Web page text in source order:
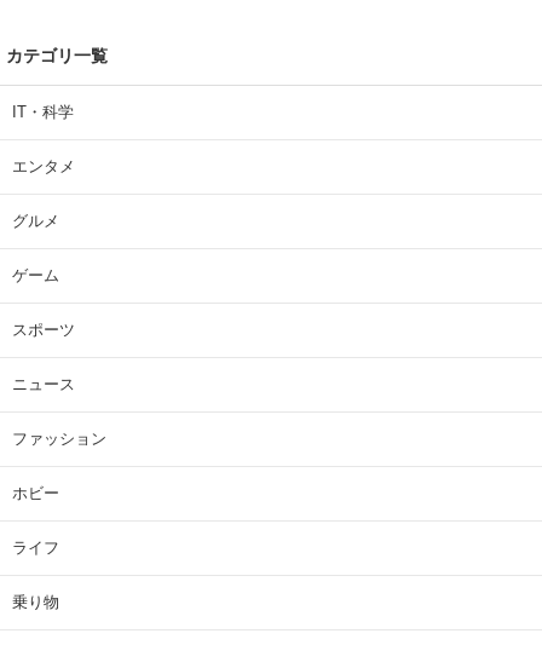
カテゴリ一覧
IT・科学
エンタメ
グルメ
ゲーム
スポーツ
ニュース
ファッション
ホビー
ライフ
乗り物